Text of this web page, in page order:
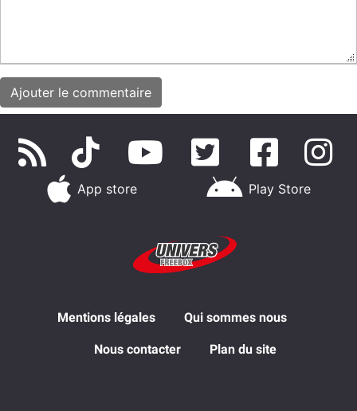
App store Play Store
Mentions légales Qui sommes nous
Nous contacter Plan du site